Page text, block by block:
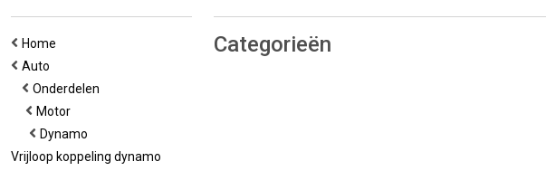
Home
Auto
Onderdelen
Motor
Dynamo
Vrijloop koppeling dynamo
Categorieën